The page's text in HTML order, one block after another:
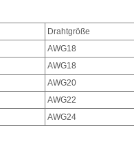
Drahtgröße
AWG18
AWG18
AWG20
AWG22
AWG24